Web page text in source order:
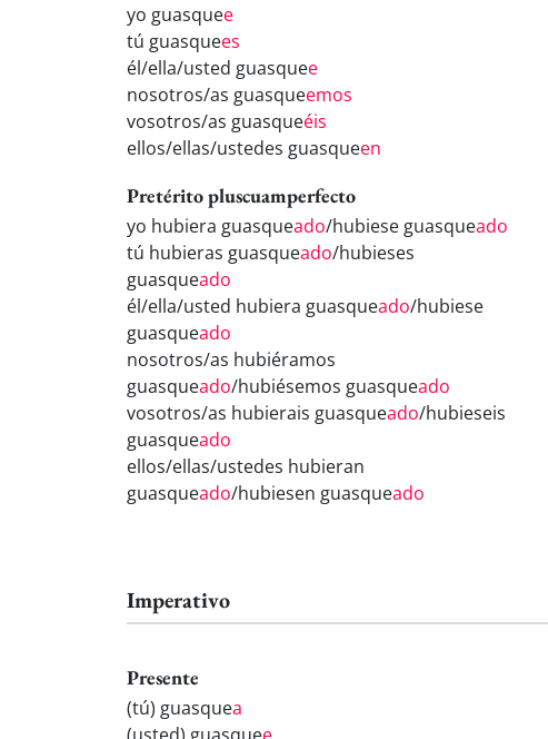
yo guasquee
tú guasquees
él/ella/usted guasquee
nosotros/as guasqueemos
vosotros/as guasqueéis
ellos/ellas/ustedes guasqueen
Pretérito pluscuamperfecto
yo hubiera guasqueado/hubiese guasqueado
tú hubieras guasqueado/hubieses
guasqueado
él/ella/usted hubiera guasqueado/hubiese
guasqueado
nosotros/as hubiéramos
guasqueado/hubiésemos guasqueado
vosotros/as hubierais guasqueado/hubieseis
guasqueado
ellos/ellas/ustedes hubieran
guasqueado/hubiesen guasqueado
Imperativo
Presente
(tú) guasquea